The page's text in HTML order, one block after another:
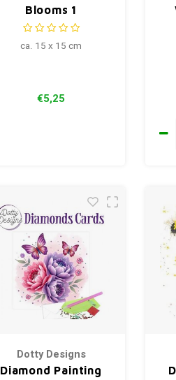
Blooms 1
ca. 15 x 15 cm
€5,25
Dotty Designs
Diamond Painting